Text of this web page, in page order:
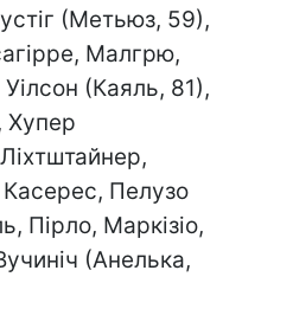
(Метьюз, 59),
Малгрю,
(Каяль, 81),
Хупер
Касерес, Пелузо
Пірло, Маркізіо,
(Анелька,